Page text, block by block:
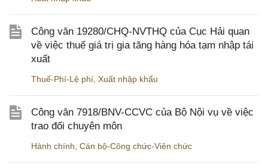
Công văn 19280/CHQ-NVTHQ của Cục Hải quan
về việc thuế giá trị gia tăng hàng hóa tạm nhập tái
xuất
Thuế-Phí-Lệ phí Xuất nhập khẩu
Công văn 7918/BNV-CCVC của Bộ Nội vụ về việc
trao đổi chuyên môn
Hành chính Cán bộ-Công chức-Viên chức